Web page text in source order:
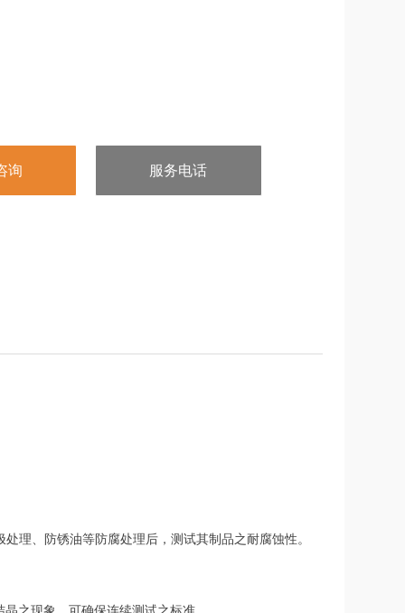
询 服务电话
理、防锈油等防腐处理后，测试其制品之耐腐蚀性。